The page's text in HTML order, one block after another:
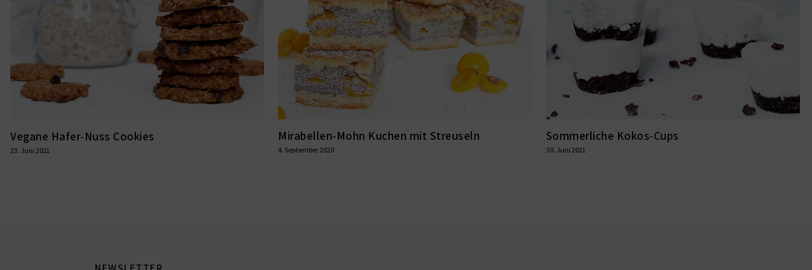
Vegane Hafer-Nuss Cookies
23. Juni 2021
Mirabellen-Mohn Kuchen mit Streuseln
4. September 2020
Sommerliche Kokos-Cups
30. Juni 2021